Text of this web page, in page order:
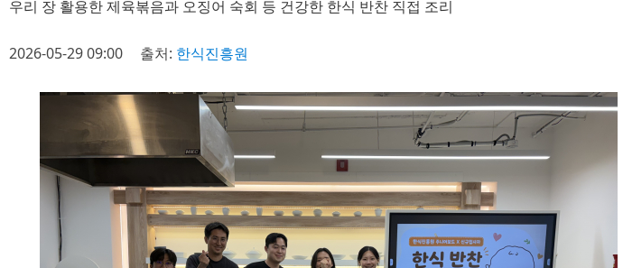
우리 장 활용한 제육볶음과 오징어 숙회 등 건강한 한식 반찬 직접 조리
2026-05-29 09:00 출처: 한식진흥원